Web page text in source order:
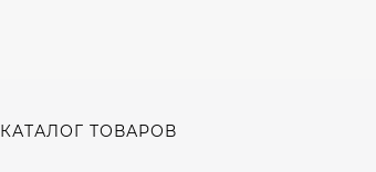
КАТАЛОГ ТОВАРОВ